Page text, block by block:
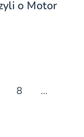
o Motor
8 …